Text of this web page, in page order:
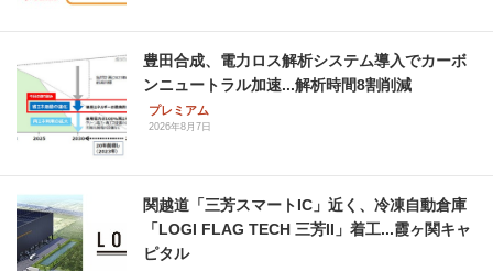
豊田合成、電力ロス解析システム導入でカーボ
ンニュートラル加速...解析時間8割削減
プレミアム
2026年8月7日
関越道「三芳スマートIC」近く、冷凍自動倉庫
「LOGI FLAG TECH 三芳II」着工...霞ヶ関キャ
ピタル